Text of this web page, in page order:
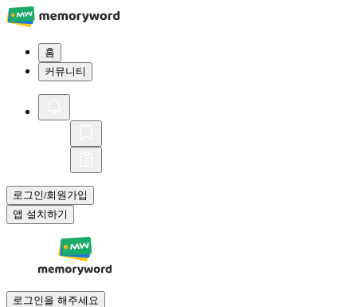
홈
커뮤니티
로그인/회원가입
앱 설치하기
로그인을 해주세요